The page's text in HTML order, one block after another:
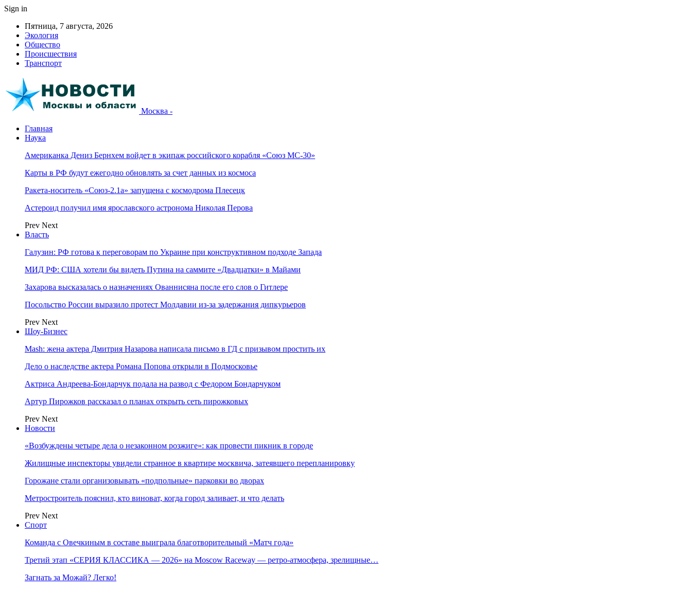
Sign in
Пятница, 7 августа, 2026
Экология
Общество
Происшествия
Транспорт
Москва -
Главная
Наука
Американка Дениз Бернхем войдет в экипаж российского корабля «Союз МС-30»
Карты в РФ будут ежегодно обновлять за счет данных из космоса
Ракета-носитель «Союз-2.1а» запущена с космодрома Плесецк
Астероид получил имя ярославского астронома Николая Перова
Prev Next
Власть
Галузин: РФ готова к переговорам по Украине при конструктивном подходе Запада
МИД РФ: США хотели бы видеть Путина на саммите «Двадцатки» в Майами
Захарова высказалась о назначениях Ованнисяна после его слов о Гитлере
Посольство России выразило протест Молдавии из-за задержания дипкурьеров
Prev Next
Шоу-Бизнес
Mash: жена актера Дмитрия Назарова написала письмо в ГД с призывом простить их
Дело о наследстве актера Романа Попова открыли в Подмосковье
Актриса Андреева-Бондарчук подала на развод с Федором Бондарчуком
Артур Пирожков рассказал о планах открыть сеть пирожковых
Prev Next
Новости
«Возбуждены четыре дела о незаконном розжиге»: как провести пикник в городе
Жилищные инспекторы увидели странное в квартире москвича, затеявшего перепланировку
Горожане стали организовывать «подпольные» парковки во дворах
Метростроитель пояснил, кто виноват, когда город заливает, и что делать
Prev Next
Спорт
Команда с Овечкиным в составе выиграла благотворительный «Матч года»
Третий этап «СЕРИЯ КЛАССИКА — 2026» на Moscow Raceway — ретро‑атмосфера, зрелищные…
Загнать за Можай? Легко!